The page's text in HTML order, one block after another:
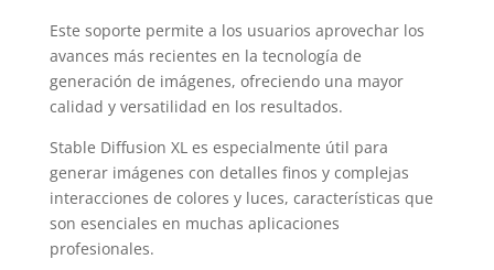
Este soporte permite a los usuarios aprovechar los
avances más recientes en la tecnología de
generación de imágenes, ofreciendo una mayor
calidad y versatilidad en los resultados.
Stable Diffusion XL es especialmente útil para
generar imágenes con detalles finos y complejas
interacciones de colores y luces, características que
son esenciales en muchas aplicaciones
profesionales.